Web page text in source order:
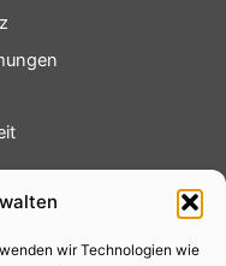
wir Technologien wie